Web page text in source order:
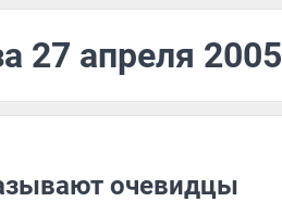
27 апреля 2005
очевидцы